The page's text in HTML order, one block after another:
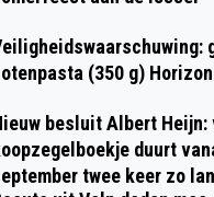
(350 g) Horizon
besluit Albert Heijn:
duurt
twee keer zo